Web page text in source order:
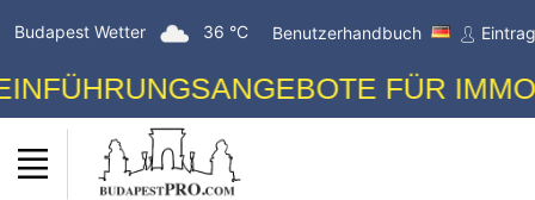
Budapest Wetter 36 °C Benutzerhandbuch
FÜR